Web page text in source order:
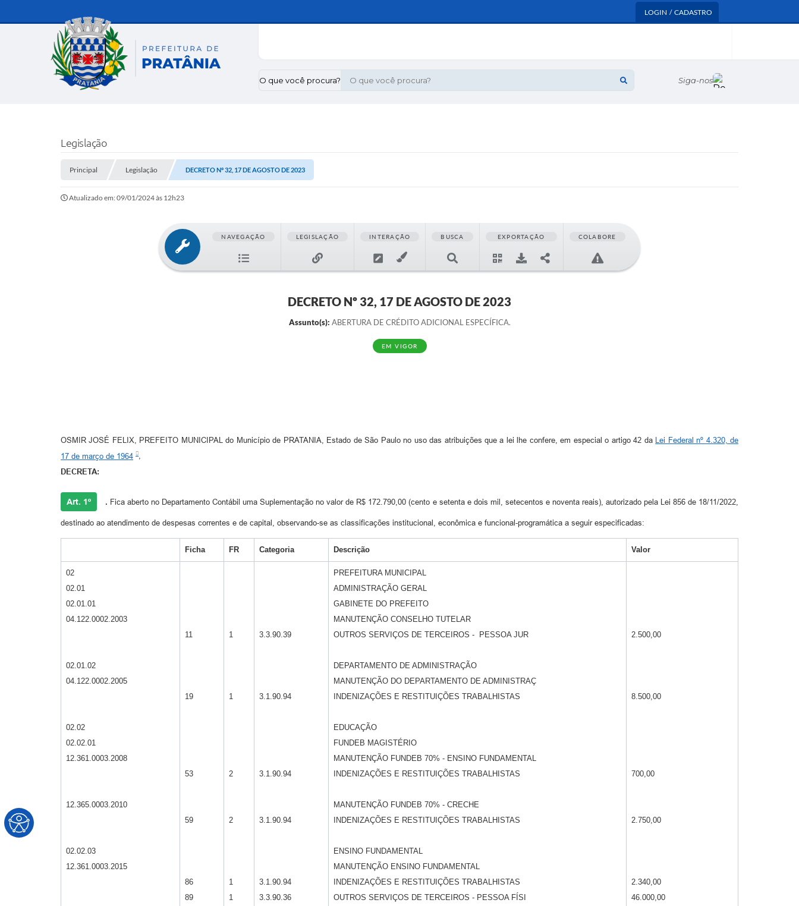
LOGIN / CADASTRO
O que você procura? Siga-nos
Legislação
Principal Legislação DECRETO Nº 32, 17 DE AGOSTO DE 2023
Atualizado em: 09/01/2024 às 12h23
NAVEGAÇÃO LEGISLAÇÃO INTERAÇÃO BUSCA EXPORTAÇÃO COLABORE
DECRETO Nº 32, 17 DE AGOSTO DE 2023
Assunto(s): ABERTURA DE CRÉDITO ADICIONAL ESPECÍFICA.
EM VIGOR
OSMIR JOSÉ FELIX, PREFEITO MUNICIPAL do Município de PRATANIA, Estado de São Paulo no uso das atribuições que a lei lhe confere, em especial o artigo 42 da Lei Federal nº 4.320, de
17 de março de 1964
,
DECRETA:
Art. 1º . Fica aberto no Departamento Contábil uma Suplementação no valor de R$ 172.790,00 (cento e setenta e dois mil, setecentos e noventa reais), autorizado pela Lei 856 de 18/11/2022,
destinado ao atendimento de despesas correntes e de capital, observando-se as classificações institucional, econômica e funcional-programática a seguir especificadas:
Ficha FR Categoria Descrição Valor
02
02.01
02.01.01
04.122.0002.2003
02.01.02
04.122.0002.2005
02.02
02.02.01
12.361.0003.2008
12.365.0003.2010
02.02.03
12.361.0003.2015
11
19
53
59
86
89
1
1
2
2
1
1
3.3.90.39
3.1.90.94
3.1.90.94
3.1.90.94
3.1.90.94
3.3.90.36
PREFEITURA MUNICIPAL
ADMINISTRAÇÃO GERAL
GABINETE DO PREFEITO
MANUTENÇÃO CONSELHO TUTELAR
OUTROS SERVIÇOS DE TERCEIROS - PESSOA JUR
DEPARTAMENTO DE ADMINISTRAÇÃO
MANUTENÇÃO DO DEPARTAMENTO DE ADMINISTRAÇ
INDENIZAÇÕES E RESTITUIÇÕES TRABALHISTAS
EDUCAÇÃO
FUNDEB MAGISTÉRIO
MANUTENÇÃO FUNDEB 70% - ENSINO FUNDAMENTAL
INDENIZAÇÕES E RESTITUIÇÕES TRABALHISTAS
MANUTENÇÃO FUNDEB 70% - CRECHE
INDENIZAÇÕES E RESTITUIÇÕES TRABALHISTAS
ENSINO FUNDAMENTAL
MANUTENÇÃO ENSINO FUNDAMENTAL
INDENIZAÇÕES E RESTITUIÇÕES TRABALHISTAS
OUTROS SERVIÇOS DE TERCEIROS - PESSOA FÍSI
2.500,00
8.500,00
700,00
2.750,00
2.340,00
46.000,00